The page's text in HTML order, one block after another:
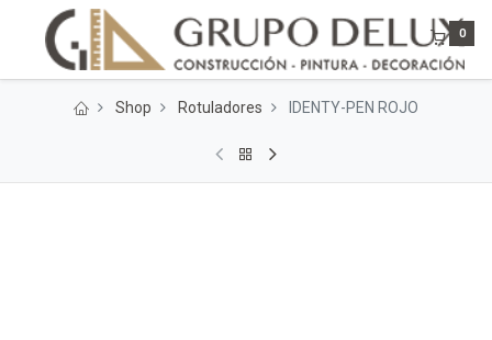
0
Shop Rotuladores IDENTY-PEN ROJO